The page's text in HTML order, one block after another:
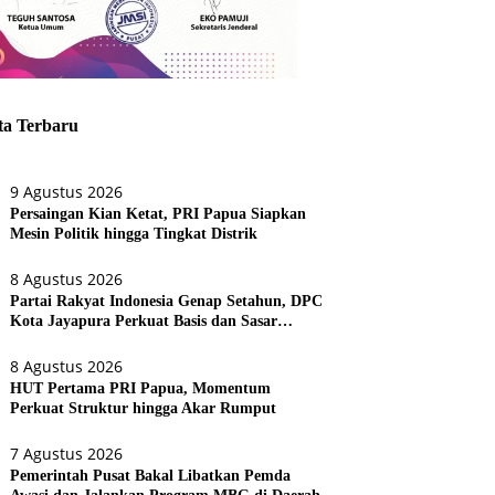
Terbaru
9 Agustus 2026
Persaingan Kian Ketat, PRI Papua Siapkan
Mesin Politik hingga Tingkat Distrik
8 Agustus 2026
Partai Rakyat Indonesia Genap Setahun, DPC
Kota Jayapura Perkuat Basis dan Sasar
8 Agustus 2026
HUT Pertama PRI Papua, Momentum
Perkuat Struktur hingga Akar Rumput
7 Agustus 2026
Pemerintah Pusat Bakal Libatkan Pemda